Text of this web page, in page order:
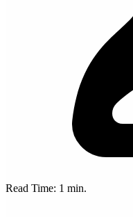
Read Time: 1 min.